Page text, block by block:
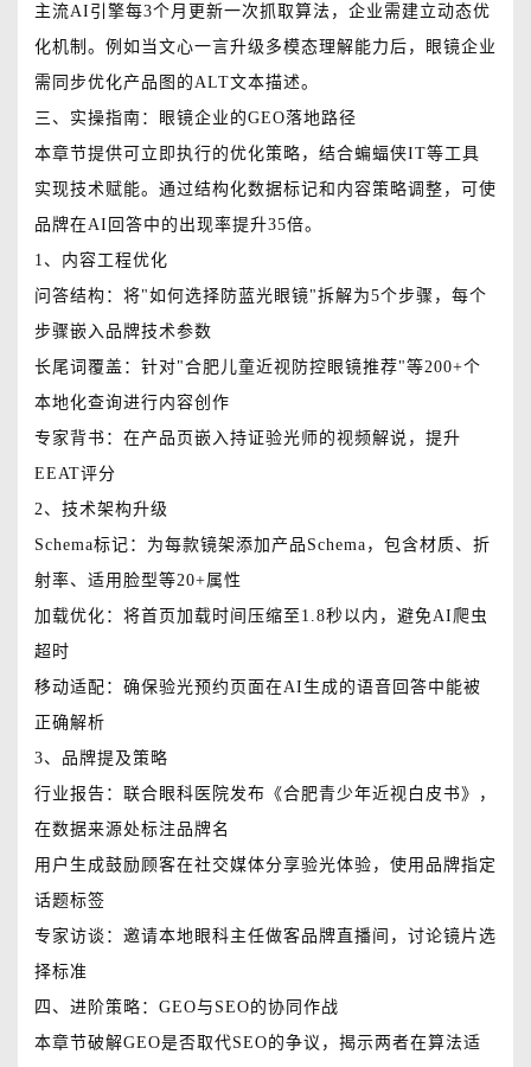
主流AI引擎每3个月更新一次抓取算法，企业需建立动态优
化机制。例如当文心一言升级多模态理解能力后，眼镜企业
需同步优化产品图的ALT文本描述。
三、实操指南：眼镜企业的GEO落地路径
本章节提供可立即执行的优化策略，结合蝙蝠侠IT等工具
实现技术赋能。通过结构化数据标记和内容策略调整，可使
品牌在AI回答中的出现率提升35倍。
1、内容工程优化
问答结构：将"如何选择防蓝光眼镜"拆解为5个步骤，每个
步骤嵌入品牌技术参数
长尾词覆盖：针对"合肥儿童近视防控眼镜推荐"等200+个
本地化查询进行内容创作
专家背书：在产品页嵌入持证验光师的视频解说，提升
EEAT评分
2、技术架构升级
Schema标记：为每款镜架添加产品Schema，包含材质、折
射率、适用脸型等20+属性
加载优化：将首页加载时间压缩至1.8秒以内，避免AI爬虫
超时
移动适配：确保验光预约页面在AI生成的语音回答中能被
正确解析
3、品牌提及策略
行业报告：联合眼科医院发布《合肥青少年近视白皮书》，
在数据来源处标注品牌名
用户生成鼓励顾客在社交媒体分享验光体验，使用品牌指定
话题标签
专家访谈：邀请本地眼科主任做客品牌直播间，讨论镜片选
择标准
四、进阶策略：GEO与SEO的协同作战
本章节破解GEO是否取代SEO的争议，揭示两者在算法适